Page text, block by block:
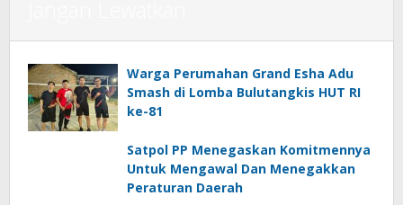
Warga Perumahan Grand Esha Adu
Smash di Lomba Bulutangkis HUT RI
ke-81
Satpol PP Menegaskan Komitmennya
Untuk Mengawal Dan Menegakkan
Peraturan Daerah